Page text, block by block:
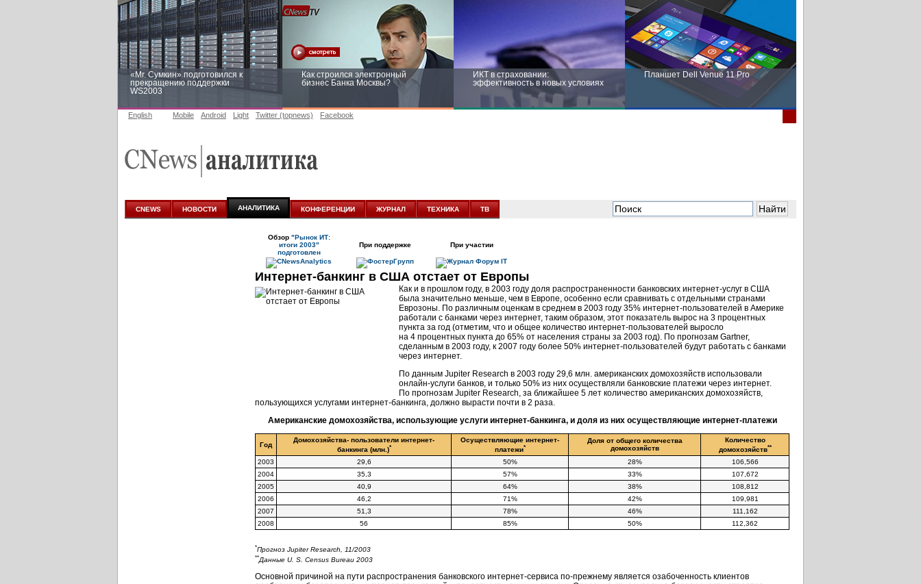
«Mr. Сумкин» подготовился к
прекращению поддержки
WS2003
Как строился электронный
бизнес Банка Москвы?
ИКТ в страховании:
эффективность в новых условиях
Планшет Dell Venue 11 Pro
аналитике
новых условиях
English Mobile Android Light Twitter (topnews) Facebook
CNEWS НОВОСТИ АНАЛИТИКА КОНФЕРЕНЦИИ ЖУРНАЛ ТЕХНИКА ТВ
Обзор "Рынок ИТ:
итоги 2003"
подготовлен
При поддержке При участии
Интернет-банкинг в США отстает от Европы
Как и в прошлом году, в 2003 году доля распространенности банковских интернет-услуг в США
была значительно меньше, чем в Европе, особенно если сравнивать с отдельными странами
Еврозоны. По различным оценкам в среднем в 2003 году 35% интернет-пользователей в Америке
работали с банками через интернет, таким образом, этот показатель вырос на 3 процентных
пункта за год (отметим, что и общее количество интернет-пользователей выросло
на 4 процентных пункта до 65% от населения страны за 2003 год). По прогнозам Gartner,
сделанным в 2003 году, к 2007 году более 50% интернет-пользователей будут работать с банками
через интернет.
По данным Jupiter Research в 2003 году 29,6 млн. американских домохозяйств использовали
онлайн-услуги банков, и только 50% из них осуществляли банковские платежи через интернет.
По прогнозам Jupiter Research, за ближайшее 5 лет количество американских домохозяйств,
пользующихся услугами интернет-банкинга, должно вырасти почти в 2 раза.
Американские домохозяйства, использующие услуги интернет-банкинга, и доля из них осуществляющие интернет-платежи
Год
Домохозяйства- пользователи интернет-
банкинга (млн.)*
Осуществляющие интернет-
платежи*
Доля от общего количества
домохозяйств
Количество
домохозяйств**
2003 29,6 50% 28%
106,566
2004
35,3 57% 33%
107,672
2005
40,9 64% 38%
108,812
2006
46,2 71% 42%
109,981
2007
51,3 78% 46%
111,162
2008
56 85% 50% 112,362
*Прогноз Jupiter Research, 11/2003
**Данные U. S. Census Bureau 2003
Основной причиной на пути распространения банковского интернет-сервиса по-прежнему является озабоченность клиентов